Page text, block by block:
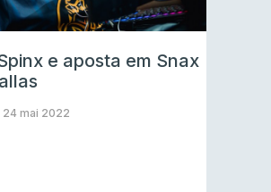
e aposta em Snax
24 mai 2022